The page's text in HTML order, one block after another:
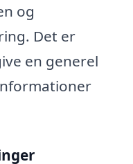
og
Det er
en generel